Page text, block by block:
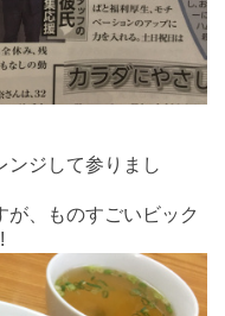
ンジして参りまし
、ものすごいビック